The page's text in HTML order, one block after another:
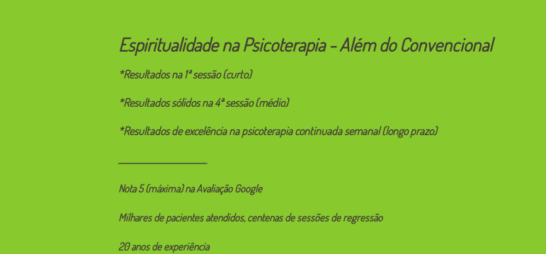
Espiritualidade na Psicoterapia - Além do Convencional
*Resultados na 1ª sessão (curto)
*Resultados sólidos na 4ª sessão (médio)
*Resultados de excelência na psicoterapia continuada semanal (longo prazo)
_________________________
Nota 5 (máxima) na Avaliação Google
Milhares de pacientes atendidos, centenas de sessões de regressão
20 anos de experiência